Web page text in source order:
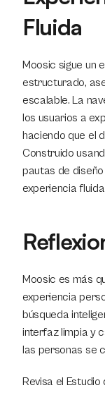
Fluida
Moosic sigue un
estructurado,
escalable. La
los usuarios a
haciendo que el
Construido
pautas de
experiencia
Moosic es más
experiencia
búsqueda
interfaz limpia y
las personas se
Revisa el